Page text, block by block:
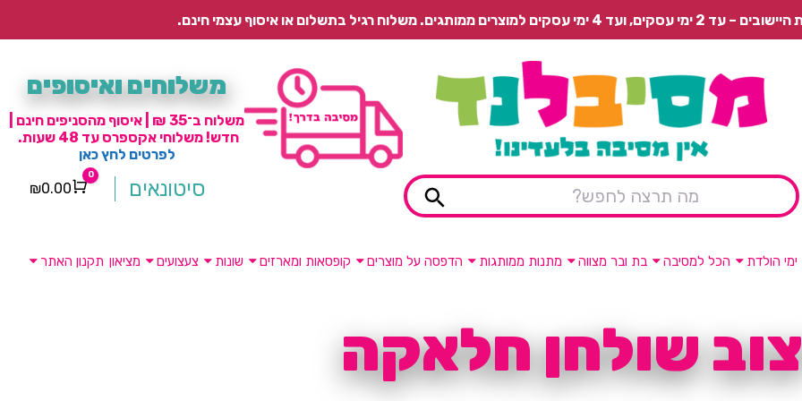
רגיל בתשלום או איסוף עצמי חינם.
משלוחים ואיסופים
משלוח ב־35 ₪ | איסוף מהסניפים חינם |
חדש! משלוחי אקספרס עד 48 שעות.
לפרטים לחץ כאן
סיטונאים Cart
0
₪0.00
ימי הולדת הכל למסיבה בת ובר מצווה מתנות ממותגות הדפסה על מוצרים קופסאות ומארזים שונות צעצועים מציאון תקנון האתר
שולחן חלאקה